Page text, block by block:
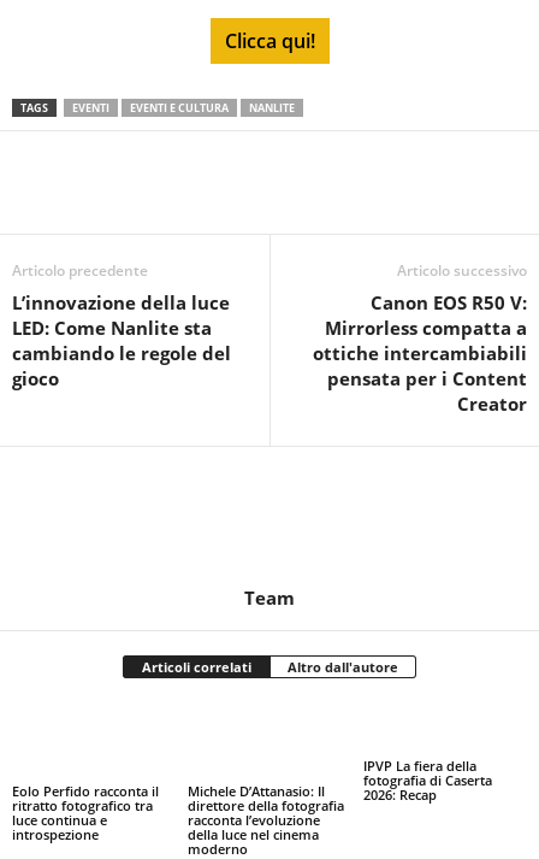
Clicca qui!
TAGS EVENTI EVENTI E CULTURA NANLITE
Articolo precedente
L’innovazione della luce
LED: Come Nanlite sta
cambiando le regole del
gioco
Articolo successivo
Canon EOS R50 V:
Mirrorless compatta a
ottiche intercambiabili
pensata per i Content
Creator
Team
Articoli correlati Altro dall'autore
Eolo Perfido racconta il
ritratto fotografico tra
luce continua e
introspezione
Michele D’Attanasio: Il
direttore della fotografia
racconta l’evoluzione
della luce nel cinema
moderno
IPVP La fiera della
fotografia di Caserta
2026: Recap